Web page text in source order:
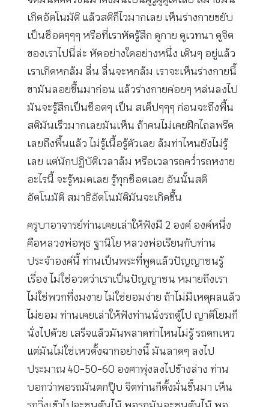
เกิดอัตโนมัติ แล้วสติก็ไวมากเลย เห็นร่างกายขยับ
เป็นช็อตๆๆๆ หรือที่เราหัดรู้สึก ดูกาย ดูเวทนา ดูจิต
ของเราไปนี่ล่ะ หัดอย่างใดอย่างหนึ่ง เดินๆ อยู่แล้ว
เราเกิดหกล้ม ลื่น ลื่นจะหกล้ม เราจะเห็นร่างกายนี้
ขามันลอยขึ้นมาก่อน แล้วร่างกายค่อยๆ หล่นลงไป
มันจะรู้สึกเป็นช็อตๆ เป็น สเต็ปๆๆๆ ก่อนจะถึงพื้น
สติมันเร็วมากเลยมันเห็น ถ้าคนไม่เคยฝึกไถลพรืด
เลยถึงพื้นแล้ว ไม่รู้เนื้อรู้ตัวเลย ล้มท่าไหนยังไม่รู้
เลย แต่นักปฏิบัติเวลาล้ม หรือเวลารถคว่ำรถหงาย
อะไรนี้ จะรู้หมดเลย รู้ทุกช็อตเลย อันนั้นสติ
อัตโนมัติ สมาธิอัตโนมัติมันจะเกิดขึ้น
ครูบาอาจารย์ท่านเคยเล่าให้ฟังมี 2 องค์ องค์หนึ่ง
คือหลวงพ่อพุธ ฐานิโย หลวงพ่อเรียนกับท่าน
ประจำองค์นี้ ท่านเป็นพระที่พูดแล้วปัญญาชนรู้
เรื่อง ไม่ใช่อวดว่าเราเป็นปัญญาชน หมายถึงเรา
ไม่ใช่พวกที่งมงาย ไม่ใช่ยอมง่าย ถ้าไม่มีเหตุผลแล้ว
ไม่ยอม ท่านเคยเล่าให้ฟังท่านนั่งรถตู้ไป ญาติโยมก็
นั่งไปด้วย เสร็จแล้วมันพลาดท่าไหนไม่รู้ รถตกเหว
แต่มันไม่ใช่เหวตั้งฉากอย่างนี้ มันลาดๆ ลงไป
ประมาณ 40-50-60 องศาพุ่งลงไปข้างล่าง ท่าน
บอกว่าพอรถมันตกปุ๊บ จิตท่านก็ตั้งมั่นขึ้นมา เห็น